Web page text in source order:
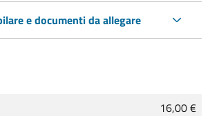
e documenti da allegare
16,00 €